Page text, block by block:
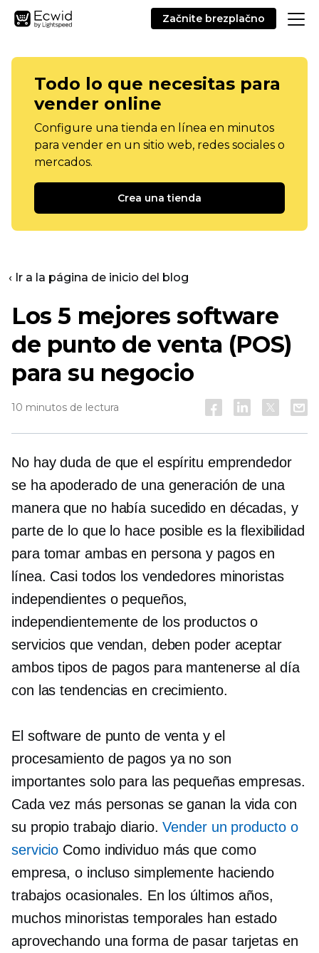
Začnite brezplačno
Todo lo que necesitas para
vender online
Configure una tienda en línea en minutos
para vender en un sitio web, redes sociales o
mercados.
Crea una tienda
‹ Ir a la página de inicio del blog
Los 5 mejores software
de punto de venta (POS)
para su negocio
10 minutos de lectura
No hay duda de que el espíritu emprendedor
se ha apoderado de una generación de una
manera que no había sucedido en décadas, y
parte de lo que lo hace posible es la flexibilidad
para tomar ambasen persona y pagos en
línea. Casi todos los vendedores minoristas
independientes o pequeños,
independientemente de los productos o
servicios que vendan, deben poder aceptar
ambos tipos de pagos para mantenerse al día
con las tendencias en crecimiento.
El software de punto de venta y el
procesamiento de pagos ya no son
importantes solo para las pequeñas empresas.
Cada vez más personas se ganan la vida con
su propio trabajo diario.Vender un producto o
servicio Como individuo más que como
empresa, o incluso simplemente haciendo
trabajos ocasionales. En los últimos años,
muchos minoristas temporales han estado
aprovechando una forma de pasar tarjetas en